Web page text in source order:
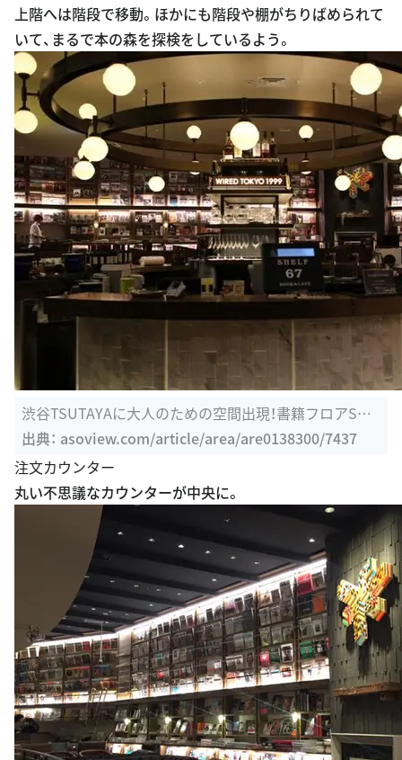
上階へは階段で移動。ほかにも階段や棚がちりばめられて
いて、まるで本の森を探検をしているよう。
渋谷TSUTAYAに大人のための空間出現！書籍フロアSHE
LF 67の魅力取材 ...
出典： asoview.com/article/area/are0138300/7437
注文カウンター
丸い不思議なカウンターが中央に。